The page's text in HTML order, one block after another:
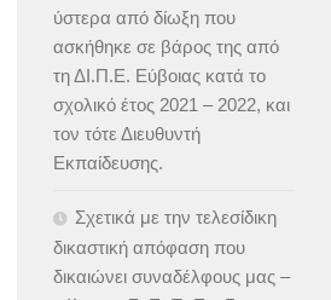
ύστερα από δίωξη που
ασκήθηκε σε βάρος της από
τη ΔΙ.Π.Ε. Εύβοιας κατά το
σχολικό έτος 2021 – 2022, και
τον τότε Διευθυντή
Εκπαίδευσης.
Σχετικά με την τελεσίδικη
δικαστική απόφαση που
δικαιώνει συναδέλφους μας –